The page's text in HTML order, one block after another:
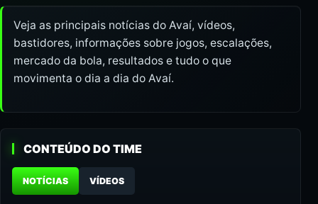
Veja as principais notícias do Avaí, vídeos,
bastidores, informações sobre jogos, escalações,
mercado da bola, resultados e tudo o que
movimenta o dia a dia do Avaí.
CONTEÚDO DO TIME
NOTÍCIAS VÍDEOS